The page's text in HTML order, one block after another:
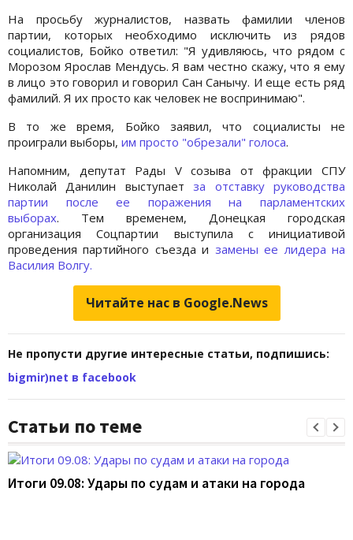
На просьбу журналистов, назвать фамилии членов
партии, которых необходимо исключить из рядов
социалистов, Бойко ответил: "Я удивляюсь, что рядом с
Морозом Ярослав Мендусь. Я вам честно скажу, что я ему
в лицо это говорил и говорил Сан Санычу. И еще есть ряд
фамилий. Я их просто как человек не воспринимаю".
В то же время, Бойко заявил, что социалисты не
проиграли выборы, им просто "обрезали" голоса.
Напомним, депутат Рады V созыва от фракции СПУ
Николай Данилин выступаетза отставку руководства
партии после ее поражения на парламентских
выборах. Тем временем, Донецкая городская
организация Соцпартии выступила с инициативой
проведения партийного съезда и замены ее лидера на
Василия Вoлгу.
Читайте нас в Google.News
Не пропусти другие интересные статьи, подпишись:
bigmir)net в facebook
Статьи по теме
Итоги 09.08: Удары по судам и атаки на города